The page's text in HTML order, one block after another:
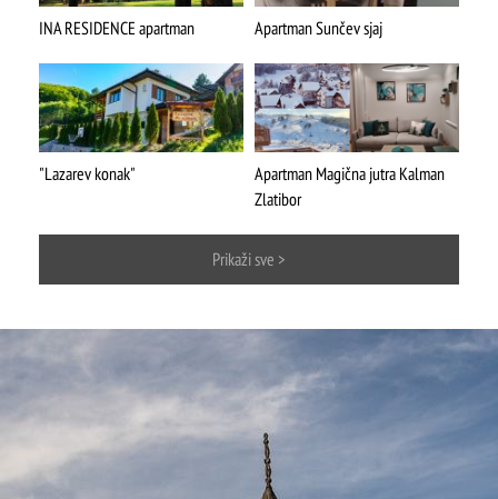
INA RESIDENCE apartman Apartman Sunčev sjaj
"Lazarev konak"
Apartman Magična jutra Kalman
Zlatibor
Prikaži sve >
ŠTA
VIDETI
Mokra gora